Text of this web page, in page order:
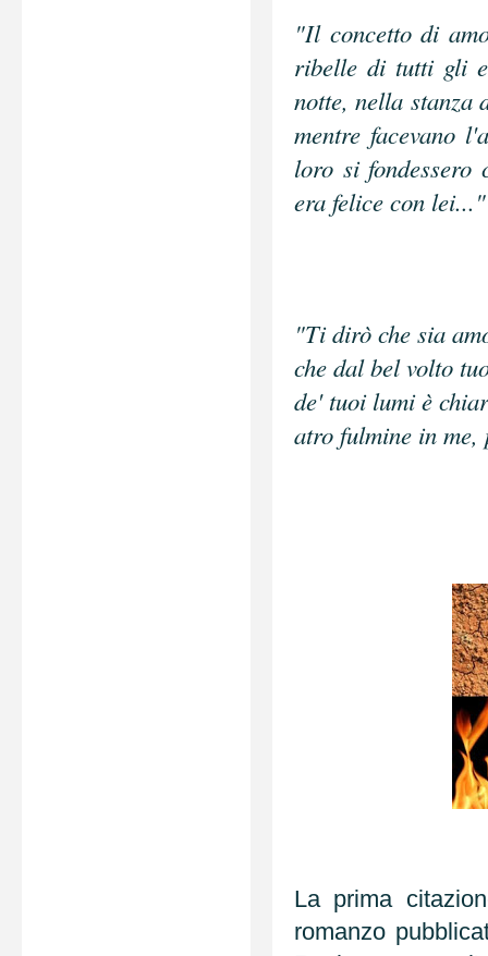
"Il concetto di
ribelle di tutti gli
notte, nella stanza
mentre facevano
loro si fondessero
era felice con lei..."
"Ti dirò che sia
che dal bel volto
de' tuoi lumi è
atro fulmine in
La prima
romanzo